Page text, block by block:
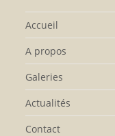
Accueil
A propos
Galeries
Actualités
Contact